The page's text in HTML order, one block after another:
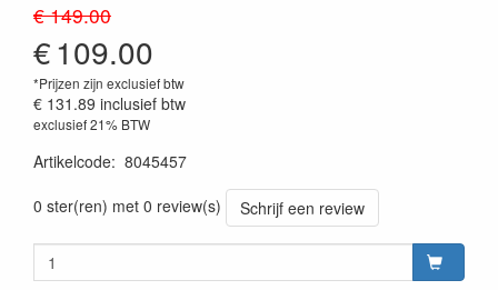
€ 149.00
€109.00
*Prijzen zijn exclusief btw
€ 131.89 inclusief btw
exclusief 21% BTW
Artikelcode: 8045457
0 ster(ren) met 0 review(s)
Schrijf een review